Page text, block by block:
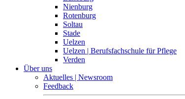
Nienburg
Rotenburg
Soltau
Stade
Uelzen
Uelzen | Berufsfachschule für Pflege
Verden
Über uns
Aktuelles | Newsroom
Feedback